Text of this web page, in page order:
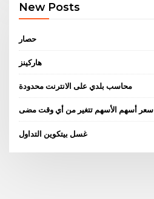
New Posts
حصار
هاركينز
محاسب بلدي على الانترنت محدودة
سعر أسهم الأسهم تتغير من أي وقت مضى
غسل بيتكوين التداول